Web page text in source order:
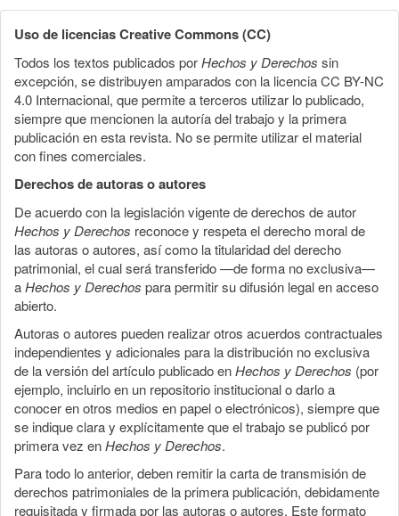
Uso de licencias Creative Commons (CC)
Todos los textos publicados porHechos y Derechos sin
excepción, se distribuyen amparados con la licencia CC BY-NC
4.0 Internacional, que permite a terceros utilizar lo publicado,
siempre que mencionen la autoría del trabajo y la primera
publicación en esta revista. No se permite utilizar el material
con fines comerciales.
Derechos de autoras o autores
De acuerdo con la legislación vigente de derechos de autor
Hechos y Derechos reconoce y respeta el derecho moral de
las autoras o autores, así como la titularidad del derecho
patrimonial, el cual será transferido —de forma no exclusiva—
aHechos y Derechos para permitir su difusión legal en acceso
abierto.
Autoras o autores pueden realizar otros acuerdos contractuales
independientes y adicionales para la distribución no exclusiva
de la versión del artículo publicado enHechos y Derechos (por
ejemplo, incluirlo en un repositorio institucional o darlo a
conocer en otros medios en papel o electrónicos), siempre que
se indique clara y explícitamente que el trabajo se publicó por
primera vez enHechos y Derechos.
Para todo lo anterior, deben remitir la carta de transmisión de
derechos patrimoniales de la primera publicación, debidamente
requisitada y firmada por las autoras o autores. Este formato